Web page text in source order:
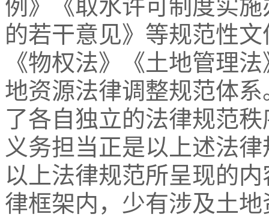
例》《取水许可制度实
的若干意见》等规范性
《物权法》《土地管理
地资源法律调整规范体
了各自独立的法律规范
义务担当正是以上述法
以上法律规范所呈现的
律框架内，少有涉及土